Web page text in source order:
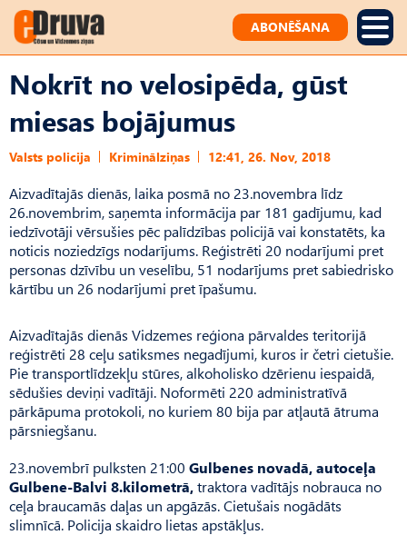
ABONĒŠANA
Nokrīt no velosipēda, gūst
miesas bojājumus
Valsts policija Kriminālziņas 12:41, 26. Nov, 2018
Aizvadītajās dienās, laika posmā no 23.novembra līdz
26.novembrim, saņemta informācija par 181 gadījumu, kad
iedzīvotāji vērsušies pēc palīdzības policijā vai konstatēts, ka
noticis noziedzīgs nodarījums. Reģistrēti 20 nodarījumi pret
personas dzīvību un veselību, 51 nodarījums pret sabiedrisko
kārtību un 26 nodarījumi pret īpašumu.
Aizvadītajās dienās Vidzemes reģiona pārvaldes teritorijā
reģistrēti 28 ceļu satiksmes negadījumi, kuros ir četri cietušie.
Pie transportlīdzekļu stūres, alkoholisko dzērienu iespaidā,
sēdušies deviņi vadītāji. Noformēti 220 administratīvā
pārkāpuma protokoli, no kuriem 80 bija par atļautā ātruma
pārsniegšanu.
23.novembrī pulksten 21:00 Gulbenes novadā, autoceļa
Gulbene-Balvi 8.kilometrā,traktora vadītājs nobrauca no
ceļa braucamās daļas un apgāzās. Cietušais nogādāts
slimnīcā. Policija skaidro lietas apstākļus.